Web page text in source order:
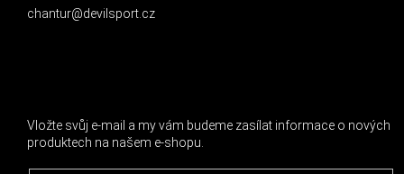
chantur@devilsport.cz
Vložte svůj e-mail a my vám budeme zasílat informace o nových
produktech na našem e-shopu.